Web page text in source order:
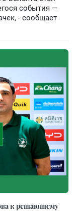
события —
- сообщает
к решающему